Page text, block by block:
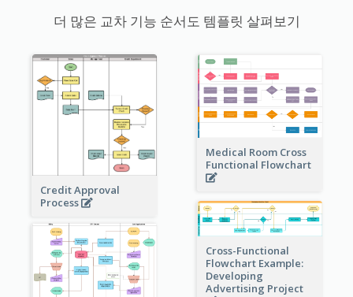
더 많은 교차 기능 순서도 템플릿 살펴보기
Credit Approval
Process
Medical Room Cross
Functional Flowchart
Cross-Functional
Flowchart Example:
Developing
Advertising Project